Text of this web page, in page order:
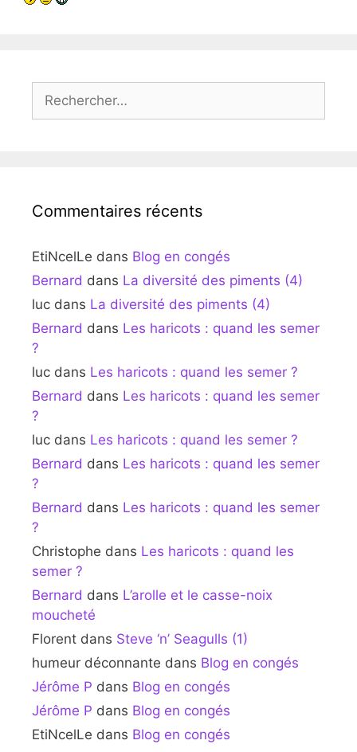
Commentaires récents
EtiNcelLe dans Blog en congés
Bernard dans La diversité des piments (4)
luc dans La diversité des piments (4)
Bernard dans Les haricots : quand les semer
?
luc dans Les haricots : quand les semer ?
Bernard dans Les haricots : quand les semer
?
luc dans Les haricots : quand les semer ?
Bernard dans Les haricots : quand les semer
?
Bernard dans Les haricots : quand les semer
?
Christophe dans Les haricots : quand les
semer ?
Bernard dans L’arolle et le casse-noix
moucheté
Florent dans Steve ‘n’ Seagulls (1)
humeur déconnante dans Blog en congés
Jérôme P dans Blog en congés
Jérôme P dans Blog en congés
EtiNcelLe dans Blog en congés